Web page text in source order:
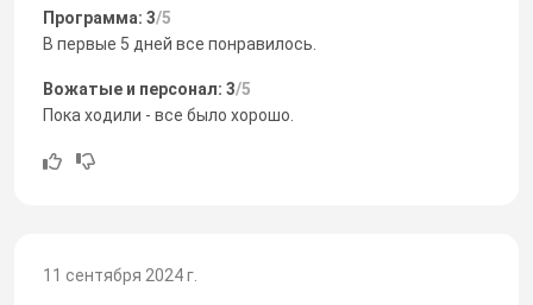
Программа: 3/5
В первые 5 дней все понравилось.
Вожатые и персонал: 3/5
Пока ходили - все было хорошо.
11 сентября 2024 г.